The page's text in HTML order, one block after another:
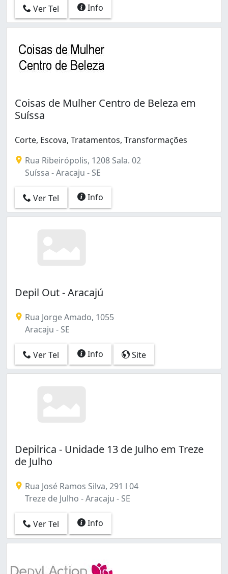
Ver Tel Info
Coisas de Mulher Centro de Beleza em
Suíssa
Corte, Escova, Tratamentos, Transformações
Rua Ribeirópolis, 1208 Sala. 02
Suíssa - Aracaju - SE
Ver Tel Info
Depil Out - Aracajú
Rua Jorge Amado, 1055
Aracaju - SE
Ver Tel Info Site
Depilrica - Unidade 13 de Julho em Treze
de Julho
Rua José Ramos Silva, 291 l 04
Treze de Julho - Aracaju - SE
Ver Tel Info